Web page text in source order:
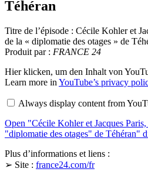
Téhéran
Titre de l’épisode : Cécile Kohler et
de la « diplomatie des otages » de
Produit par : FRANCE 24
Display
"Cécile
Kohler
Jacques
derniers
visages
de
la
"diplomatie
des
Hier klicken, um den Inhalt von
Learn more in YouTube’s privacy
Always display content from
Open "Cécile Kohler et Jacques Paris,
"diplomatie des otages" de Téhéran"
Plus d’informations et liens :
➢ Site : france24.com/fr